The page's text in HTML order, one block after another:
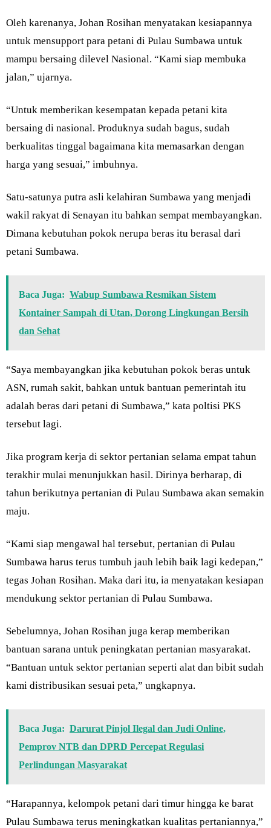
Oleh karenanya, Johan Rosihan menyatakan kesiapannya
untuk mensupport para petani di Pulau Sumbawa untuk
mampu bersaing dilevel Nasional. “Kami siap membuka
jalan,” ujarnya.
“Untuk memberikan kesempatan kepada petani kita
bersaing di nasional. Produknya sudah bagus, sudah
berkualitas tinggal bagaimana kita memasarkan dengan
harga yang sesuai,” imbuhnya.
Satu-satunya putra asli kelahiran Sumbawa yang menjadi
wakil rakyat di Senayan itu bahkan sempat membayangkan.
Dimana kebutuhan pokok nerupa beras itu berasal dari
petani Sumbawa.
Baca Juga: Wabup Sumbawa Resmikan Sistem
Kontainer Sampah di Utan, Dorong Lingkungan Bersih
dan Sehat
“Saya membayangkan jika kebutuhan pokok beras untuk
ASN, rumah sakit, bahkan untuk bantuan pemerintah itu
adalah beras dari petani di Sumbawa,” kata poltisi PKS
tersebut lagi.
Jika program kerja di sektor pertanian selama empat tahun
terakhir mulai menunjukkan hasil. Dirinya berharap, di
tahun berikutnya pertanian di Pulau Sumbawa akan semakin
maju.
“Kami siap mengawal hal tersebut, pertanian di Pulau
Sumbawa harus terus tumbuh jauh lebih baik lagi kedepan,”
tegas Johan Rosihan. Maka dari itu, ia menyatakan kesiapan
mendukung sektor pertanian di Pulau Sumbawa.
Sebelumnya, Johan Rosihan juga kerap memberikan
bantuan sarana untuk peningkatan pertanian masyarakat.
“Bantuan untuk sektor pertanian seperti alat dan bibit sudah
kami distribusikan sesuai peta,” ungkapnya.
Baca Juga: Darurat Pinjol Ilegal dan Judi Online,
Pemprov NTB dan DPRD Percepat Regulasi
Perlindungan Masyarakat
“Harapannya, kelompok petani dari timur hingga ke barat
Pulau Sumbawa terus meningkatkan kualitas pertaniannya,”